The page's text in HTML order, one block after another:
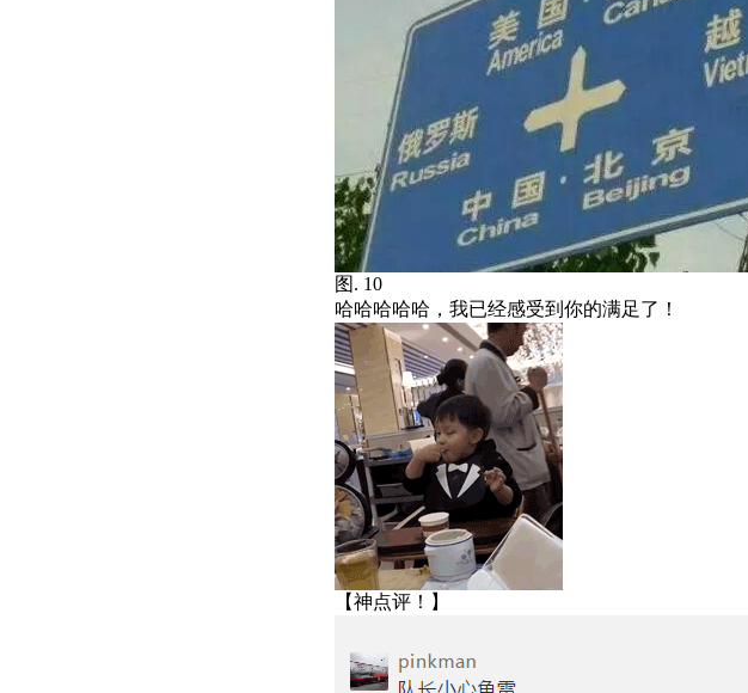
图. 10
哈哈哈哈哈，我已经感受到你的满足了！
【神点评！】